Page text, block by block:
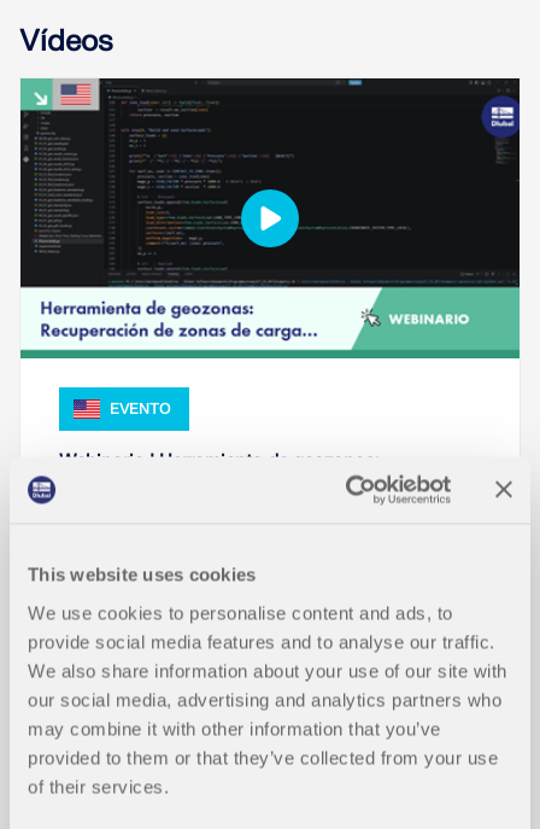
This website uses cookies
We use cookies to personalise content and ads, to
provide social media features and to analyse our traffic.
We also share information about your use of our site with
our social media, advertising and analytics partners who
may combine it with other information that you’ve
provided to them or that they’ve collected from your use
of their services.
Vídeos
EVENTO
Webinario | Herramienta de geozonas:
Recuperación de zonas de carga mediante
Modelos para descargar